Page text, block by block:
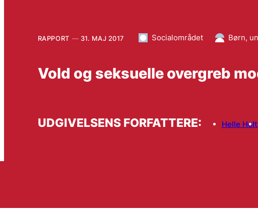
RAPPORT 31. MAJ 2017 Socialområdet Børn,
Vold og seksuelle overgreb
UDGIVELSENS FORFATTERE: Helle Holt